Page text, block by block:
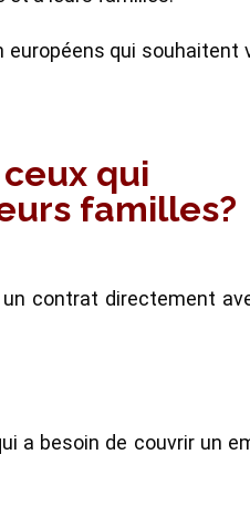
qui souhaitent
qui
familles?
contrat directement
a besoin de couvrir un